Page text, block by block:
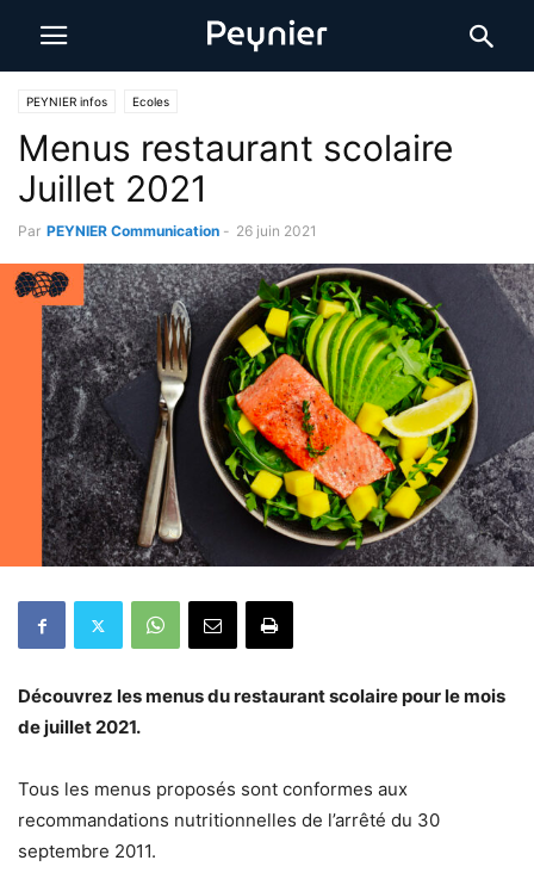
PEYNIER infos Ecoles
Menus restaurant scolaire
Juillet 2021
Par PEYNIER Communication - 26 juin 2021
Découvrez les menus du restaurant scolaire pour le mois
de juillet 2021.
Tous les menus proposés sont conformes aux
recommandations nutritionnelles de l’arrêté du 30
septembre 2011.